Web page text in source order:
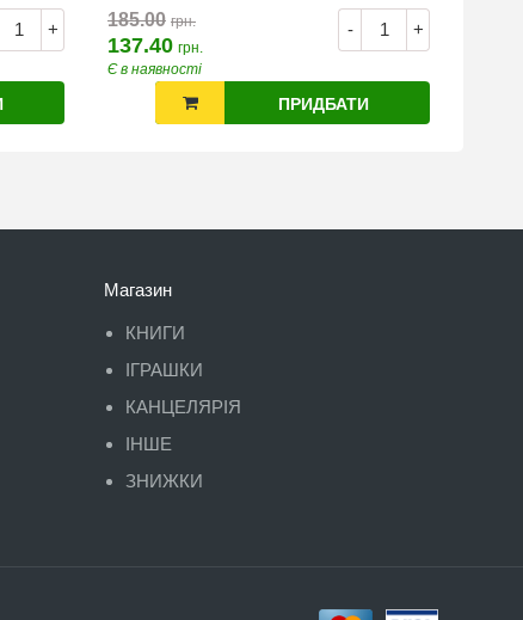
+ - +
185.00 грн.
137.40 грн.
Є в наявності
ПРИДБАТИ
Магазин
КНИГИ
ІГРАШКИ
КАНЦЕЛЯРІЯ
ІНШЕ
ЗНИЖКИ